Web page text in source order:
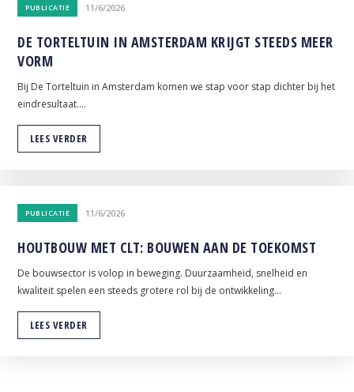
PUBLICATIE 11/6/2026
DE TORTELTUIN IN AMSTERDAM KRIJGT STEEDS MEER
VORM
Bij De Torteltuin in Amsterdam komen we stap voor stap dichter bij het
eindresultaat....
LEES VERDER
PUBLICATIE 11/6/2026
HOUTBOUW MET CLT: BOUWEN AAN DE TOEKOMST
De bouwsector is volop in beweging. Duurzaamheid, snelheid en
kwaliteit spelen een steeds grotere rol bij de ontwikkeling...
LEES VERDER